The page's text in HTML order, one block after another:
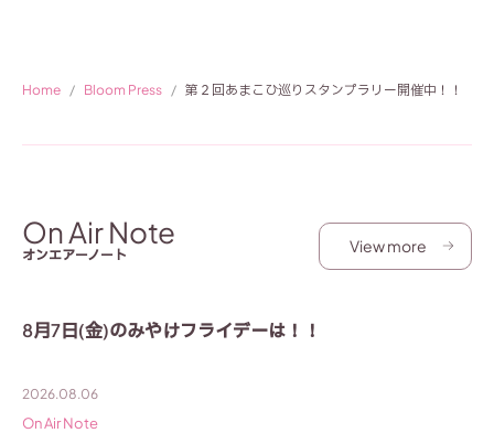
Home Bloom Press 第２回あまこひ巡りスタンプラリー開催中！！
オンエアーノート
On Air Note View more
8月7日(金)のみやけフライデーは！！
2026.08.06
On Air Note